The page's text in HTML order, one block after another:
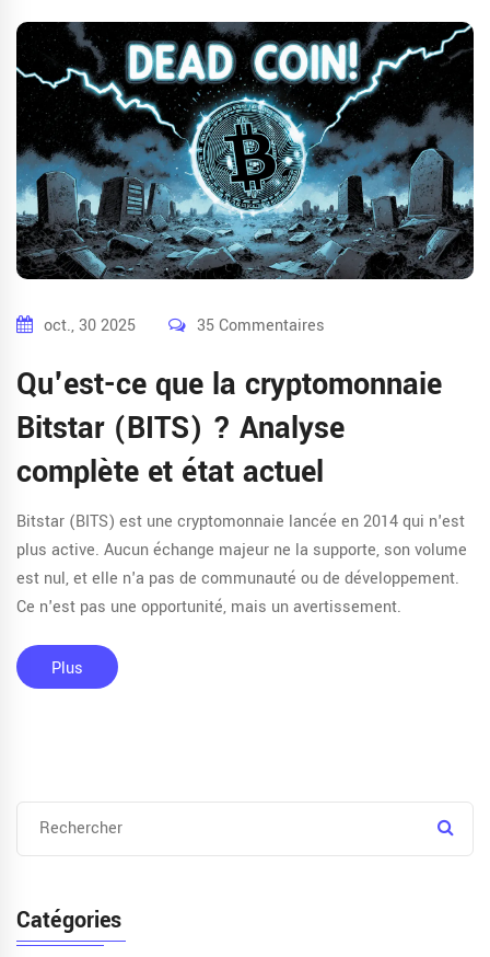
oct., 30 2025 35 Commentaires
Qu'est-ce que la cryptomonnaie
Bitstar (BITS) ? Analyse
complète et état actuel
Bitstar (BITS) est une cryptomonnaie lancée en 2014 qui n'est
plus active. Aucun échange majeur ne la supporte, son volume
est nul, et elle n'a pas de communauté ou de développement.
Ce n'est pas une opportunité, mais un avertissement.
Plus
Catégories